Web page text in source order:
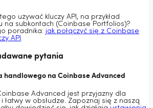
używać kluczy API, na przykład
na subkontach (Coinbase Portfolios)?
poradnika: jak połączyć się z Coinbase
API .
pytania
handlowego na Coinbase Advanced
Advanced jest przyjazny dla
łatwy w obsłudze. Zapoznaj się z naszą